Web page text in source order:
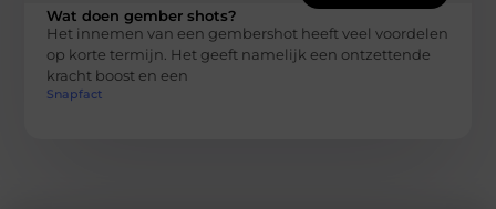
Wat doen gember shots?
Het innemen van een gembershot heeft veel voordelen
op korte termijn. Het geeft namelijk een ontzettende
kracht boost en een
Snapfact